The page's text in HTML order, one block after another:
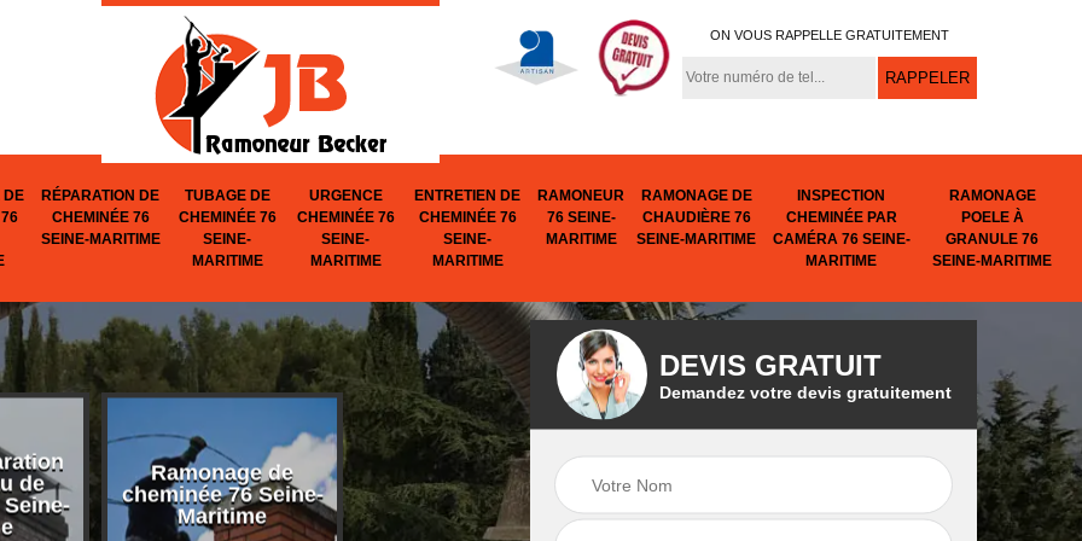
ON VOUS RAPPELLE GRATUITEMENT
DE
RÉPARATION DE
CHEMINÉE 76
SEINE-MARITIME
TUBAGE DE
CHEMINÉE 76
SEINE-
MARITIME
URGENCE
CHEMINÉE 76
SEINE-
MARITIME
ENTRETIEN DE
CHEMINÉE 76
SEINE-
MARITIME
RAMONEUR
76 SEINE-
MARITIME
RAMONAGE DE
CHAUDIÈRE 76
SEINE-MARITIME
INSPECTION
CHEMINÉE PAR
CAMÉRA 76 SEINE-
MARITIME
RAMONAGE
POELE À
GRANULE 76
SEINE-MARITIME
de
Ramonage de
cheminée 76 Seine-
Maritime
Réparation de
cheminée 76 Seine-
Maritime
cheminée 76 Seine-
Maritime
Urgence cheminée
76 Seine-Maritime
DEVIS GRATUIT
Demandez votre devis gratuitement